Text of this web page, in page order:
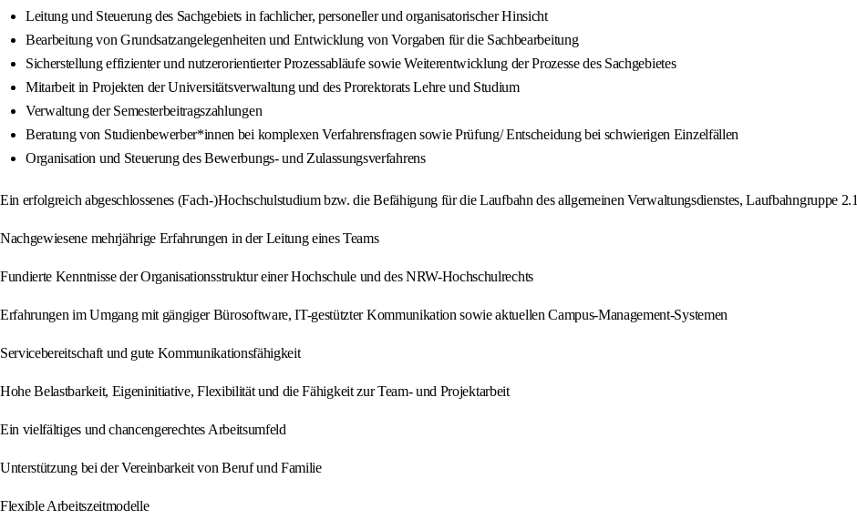
Leitung und Steuerung des Sachgebiets in fachlicher, personeller und organisatorischer Hinsicht
Bearbeitung von Grundsatzangelegenheiten und Entwicklung von Vorgaben für die Sachbearbeitung
Sicherstellung effizienter und nutzerorientierter Prozessabläufe sowie Weiterentwicklung der Prozesse des Sachgebietes
Mitarbeit in Projekten der Universitätsverwaltung und des Prorektorats Lehre und Studium
Verwaltung der Semesterbeitragszahlungen
Beratung von Studienbewerber*innen bei komplexen Verfahrensfragen sowie Prüfung/ Entscheidung bei schwierigen Einzelfällen
Organisation und Steuerung des Bewerbungs- und Zulassungsverfahrens
Ein erfolgreich abgeschlossenes (Fach-)Hochschulstudium bzw. die Befähigung für die Laufbahn des allgemeinen Verwaltungsdienstes, Laufbahngruppe 2.1
Nachgewiesene mehrjährige Erfahrungen in der Leitung eines Teams
Fundierte Kenntnisse der Organisationsstruktur einer Hochschule und des NRW-Hochschulrechts
Erfahrungen im Umgang mit gängiger Bürosoftware, IT-gestützter Kommunikation sowie aktuellen Campus-Management-Systemen
Servicebereitschaft und gute Kommunikationsfähigkeit
Hohe Belastbarkeit, Eigeninitiative, Flexibilität und die Fähigkeit zur Team- und Projektarbeit
Ein vielfältiges und chancengerechtes Arbeitsumfeld
Unterstützung bei der Vereinbarkeit von Beruf und Familie
Flexible Arbeitszeitmodelle